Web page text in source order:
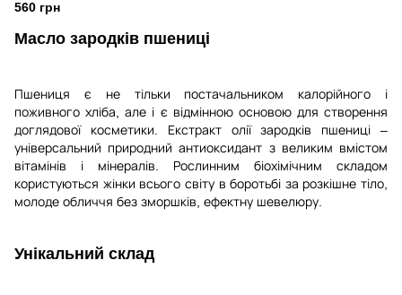
560 грн
Масло зародків пшениці
Пшениця є не тільки постачальником калорійного і
поживного хліба, але і є відмінною основою для створення
доглядової косметики. Екстракт олії зародків пшениці –
універсальний природний антиоксидант з великим вмістом
вітамінів і мінералів. Рослинним біохімічним складом
користуються жінки всього світу в боротьбі за розкішне тіло,
молоде обличчя без зморшків, ефектну шевелюру.
Унікальний склад